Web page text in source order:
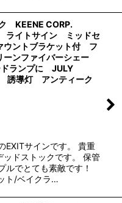
KEENE CORP.
イトサイン ミッドセ
ントブラケット付 フ
ンファイバーシェー
ランプに JULY
導灯 アンティーク
EXITサインです。 貴重
ドストックです。 保管
ルでとても素敵です！
ト/ベイクラ…